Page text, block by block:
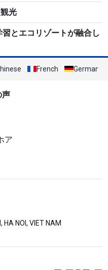
光
とエコリゾートが融合し
French German
声
ア
HA NOI, VIET NAM